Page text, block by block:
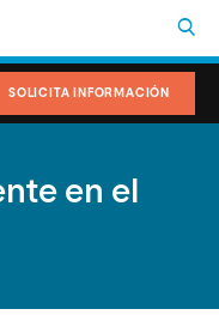
SOLICITA INFORMACIÓN
en el